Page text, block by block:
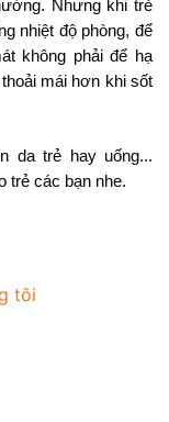
Nhưng khi trẻ
nhiệt độ phòng, để
không phải để hạ
mái hơn khi sốt
da trẻ hay uống...
trẻ các bạn nhe.
tôi